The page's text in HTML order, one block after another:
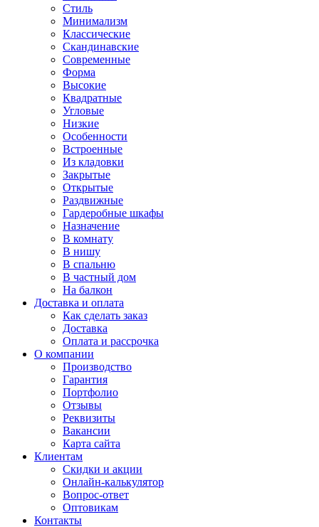
Стиль
Минимализм
Классические
Скандинавские
Современные
Форма
Высокие
Квадратные
Угловые
Низкие
Особенности
Встроенные
Из кладовки
Закрытые
Открытые
Раздвижные
Гардеробные шкафы
Назначение
В комнату
В нишу
В спальню
В частный дом
На балкон
Доставка и оплата
Как сделать заказ
Доставка
Оплата и рассрочка
О компании
Производство
Гарантия
Портфолио
Отзывы
Реквизиты
Вакансии
Карта сайта
Клиентам
Скидки и акции
Онлайн-калькулятор
Вопрос-ответ
Оптовикам
Контакты